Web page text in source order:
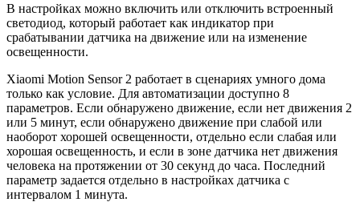
В настройках можно включить или отключить встроенный
светодиод, который работает как индикатор при
срабатывании датчика на движение или на изменение
освещенности.
Xiaomi Motion Sensor 2 работает в сценариях умного дома
только как условие. Для автоматизации доступно 8
параметров. Если обнаружено движение, если нет движения 2
или 5 минут, если обнаружено движение при слабой или
наоборот хорошей освещенности, отдельно если слабая или
хорошая освещенность, и если в зоне датчика нет движения
человека на протяжении от 30 секунд до часа. Последний
параметр задается отдельно в настройках датчика с
интервалом 1 минута.